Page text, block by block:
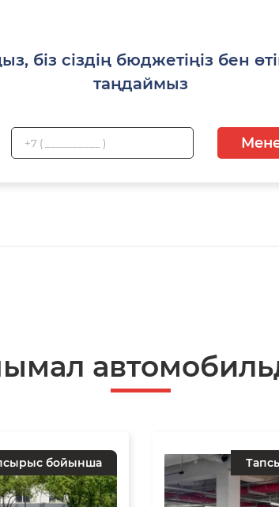
біз сіздің бюджетіңіз бен
таңдаймыз
бойынша